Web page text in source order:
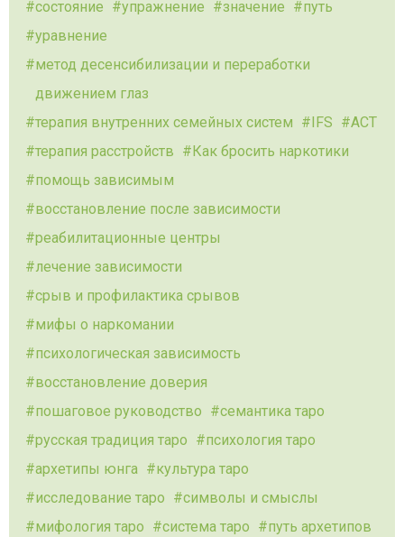
состояние
упражнение значение
путь
уравнение
метод десенсибилизации и переработки
движением глаз
терапия внутренних семейных систем
IFS
ACT
терапия расстройств
Как бросить наркотики
помощь зависимым
восстановление после зависимости
реабилитационные центры
лечение зависимости
срыв и профилактика срывов
мифы о наркомании
психологическая зависимость
восстановление доверия
пошаговое руководство
семантика таро
русская традиция таро
психология таро
архетипы юнга
культура таро
исследование таро
символы и смыслы
мифология таро
система таро
путь архетипов